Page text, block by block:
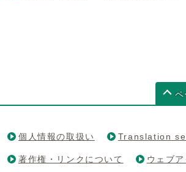
ペ
個人情報の取扱い Translation
著作権・リンクについて ウェブ